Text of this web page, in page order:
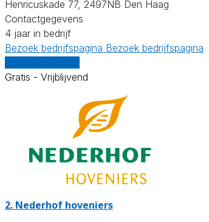
Henricuskade 77, 2497NB Den Haag
Contactgegevens
4 jaar in bedrijf
Bezoek bedrijfspagina Bezoek bedrijfspagina
Gratis - Vrijblijvend
2. Nederhof hoveniers